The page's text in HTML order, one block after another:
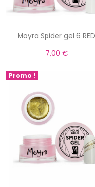
Moyra Spider gel 6 RED
7,00 €
Promo !